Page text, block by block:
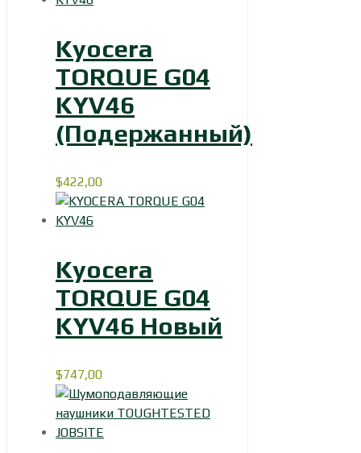
Kyocera
TORQUE G04
KYV46
(Подержанный)
$422,00
Kyocera
TORQUE G04
KYV46 Новый
$747,00